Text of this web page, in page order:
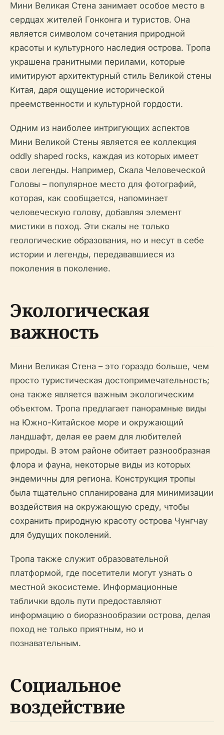
Мини Великая Стена занимает особое место в
сердцах жителей Гонконга и туристов. Она
является символом сочетания природной
красоты и культурного наследия острова. Тропа
украшена гранитными перилами, которые
имитируют архитектурный стиль Великой стены
Китая, даря ощущение исторической
преемственности и культурной гордости.
Одним из наиболее интригующих аспектов
Мини Великой Стены является ее коллекция
oddly shaped rocks, каждая из которых имеет
свои легенды. Например, Скала Человеческой
Головы – популярное место для фотографий,
которая, как сообщается, напоминает
человеческую голову, добавляя элемент
мистики в поход. Эти скалы не только
геологические образования, но и несут в себе
истории и легенды, передававшиеся из
поколения в поколение.
Экологическая
важность
Мини Великая Стена – это гораздо больше, чем
просто туристическая достопримечательность;
она также является важным экологическим
объектом. Тропа предлагает панорамные виды
на Южно-Китайское море и окружающий
ландшафт, делая ее раем для любителей
природы. В этом районе обитает разнообразная
флора и фауна, некоторые виды из которых
эндемичны для региона. Конструкция тропы
была тщательно спланирована для минимизации
воздействия на окружающую среду, чтобы
сохранить природную красоту острова Чунгчау
для будущих поколений.
Тропа также служит образовательной
платформой, где посетители могут узнать о
местной экосистеме. Информационные
таблички вдоль пути предоставляют
информацию о биоразнообразии острова, делая
поход не только приятным, но и
познавательным.
Социальное
воздействие